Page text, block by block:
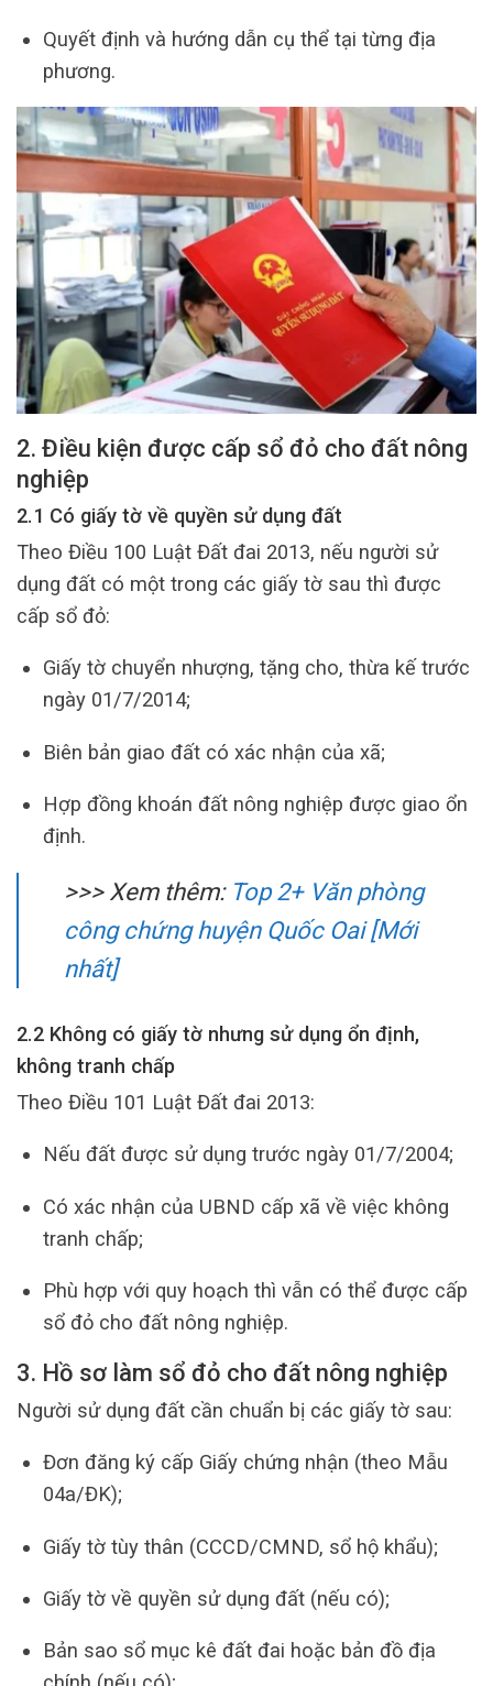
Quyết định và hướng dẫn cụ thể tại từng địa
phương.
2. Điều kiện được cấp sổ đỏ cho đất nông
nghiệp
2.1 Có giấy tờ về quyền sử dụng đất
Theo Điều 100 Luật Đất đai 2013, nếu người sử
dụng đất có một trong các giấy tờ sau thì được
cấp sổ đỏ:
Giấy tờ chuyển nhượng, tặng cho, thừa kế trước
ngày 01/7/2014;
Biên bản giao đất có xác nhận của xã;
Hợp đồng khoán đất nông nghiệp được giao ổn
định.
>>> Xem thêm: Top 2+ Văn phòng
công chứng huyện Quốc Oai [Mới
nhất]
2.2 Không có giấy tờ nhưng sử dụng ổn định,
không tranh chấp
Theo Điều 101 Luật Đất đai 2013:
Nếu đất được sử dụng trước ngày 01/7/2004;
Có xác nhận của UBND cấp xã về việc không
tranh chấp;
Phù hợp với quy hoạch thì vẫn có thể được cấp
sổ đỏ cho đất nông nghiệp.
3. Hồ sơ làm sổ đỏ cho đất nông nghiệp
Người sử dụng đất cần chuẩn bị các giấy tờ sau:
Đơn đăng ký cấp Giấy chứng nhận (theo Mẫu
04a/ĐK);
Giấy tờ tùy thân (CCCD/CMND, sổ hộ khẩu);
Giấy tờ về quyền sử dụng đất (nếu có);
Bản sao sổ mục kê đất đai hoặc bản đồ địa